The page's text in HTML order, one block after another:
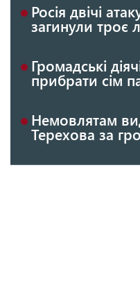
Росія двічі
загинули троє
Громадські
прибрати сім
Немовлятам
Терехова за